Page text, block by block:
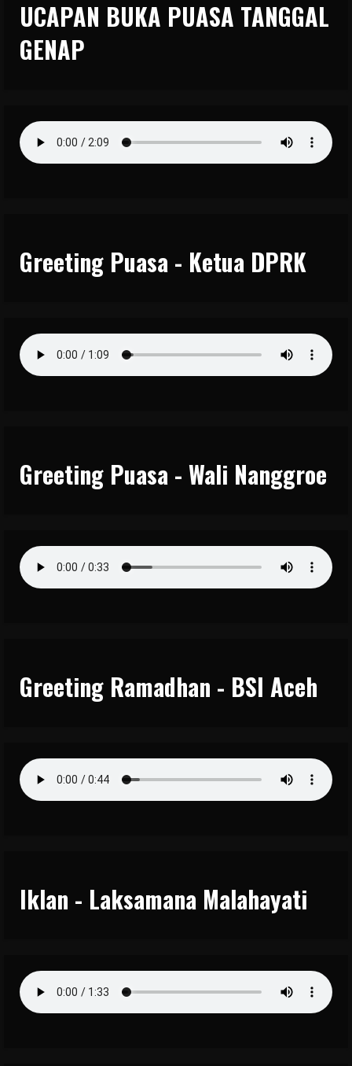
UCAPAN BUKA PUASA TANGGAL
GENAP
Greeting Puasa - Ketua DPRK
Greeting Puasa - Wali Nanggroe
Greeting Ramadhan - BSI Aceh
Iklan - Laksamana Malahayati